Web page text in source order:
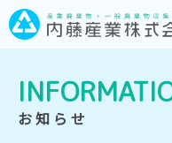
お知らせ